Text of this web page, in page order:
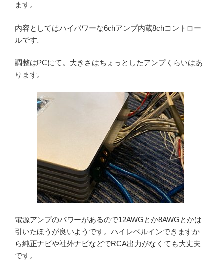
ます。
内容としてはハイパワーな6chアンプ内蔵8chコントロー
ルです。
調整はPCにて。大きさはちょっとしたアンプくらいはあ
ります。
電源アンプのパワーがあるので12AWGとか8AWGとかは
引いたほうが良いようです。ハイレベルインできますか
ら純正ナビや社外ナビなどでRCA出力がなくても大丈夫
です。